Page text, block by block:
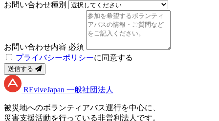
お問い合わせ種別
お問い合わせ内容 必須
プライバシーポリシーに同意する
送信する
REviveJapan 一般社団法人
被災地へのボランティアバス運行を中心に、
災害支援活動を行っている非営利法人です。